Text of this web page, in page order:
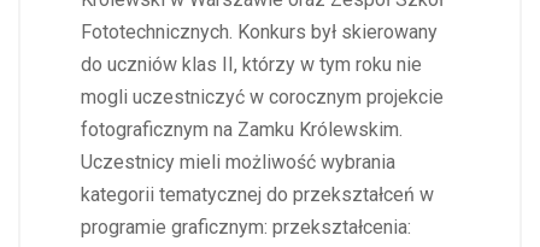
Fototechnicznych. Konkurs był skierowany
do uczniów klas II, którzy w tym roku nie
mogli uczestniczyć w corocznym projekcie
fotograficznym na Zamku Królewskim.
Uczestnicy mieli możliwość wybrania
kategorii tematycznej do przekształceń w
programie graficznym: przekształcenia: